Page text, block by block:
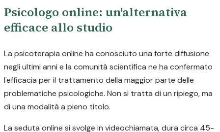
Psicologo online: un'alternativa
efficace allo studio
La psicoterapia online ha conosciuto una forte diffusione
negli ultimi anni e la comunità scientifica ne ha confermato
l'efficacia per il trattamento della maggior parte delle
problematiche psicologiche. Non si tratta di un ripiego, ma
di una modalità a pieno titolo.
La seduta online si svolge in videochiamata, dura circa 45-